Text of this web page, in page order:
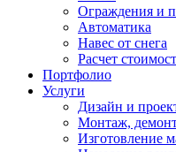
Ограждения и
Автоматика
Навес от снега
Расчет
Портфолио
Услуги
Дизайн и
Монтаж,
Изготовление